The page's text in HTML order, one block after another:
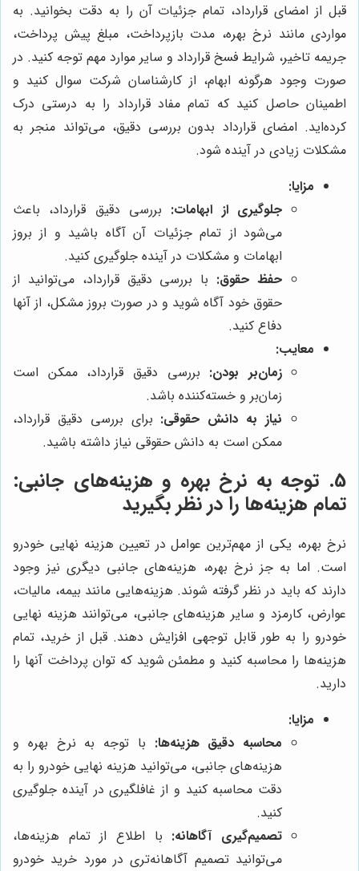
قبل از امضای قرارداد، تمام جزئیات آن را به دقت بخوانید. به
مواردی مانند نرخ بهره، مدت بازپرداخت، مبلغ پیش پرداخت،
جریمه تاخیر، شرایط فسخ قرارداد و سایر موارد مهم توجه کنید. در
صورت وجود هرگونه ابهام، از کارشناسان شرکت سوال کنید و
اطمینان حاصل کنید که تمام مفاد قرارداد را به درستی درک
کرده‌اید. امضای قرارداد بدون بررسی دقیق، می‌تواند منجر به
مشکلات زیادی در آینده شود.
مزایا:
جلوگیری از ابهامات: بررسی دقیق قرارداد، باعث
می‌شود از تمام جزئیات آن آگاه باشید و از بروز
ابهامات و مشکلات در آینده جلوگیری کنید.
حفظ حقوق: با بررسی دقیق قرارداد، می‌توانید از
حقوق خود آگاه شوید و در صورت بروز مشکل، از آنها
دفاع کنید.
معایب:
زمان‌بر بودن: بررسی دقیق قرارداد، ممکن است
زمان‌بر و خسته‌کننده باشد.
نیاز به دانش حقوقی: برای بررسی دقیق قرارداد،
ممکن است به دانش حقوقی نیاز داشته باشید.
5. توجه به نرخ بهره و هزینه‌های جانبی:
تمام هزینه‌ها را در نظر بگیرید
نرخ بهره، یکی از مهم‌ترین عوامل در تعیین هزینه نهایی خودرو
است. اما به جز نرخ بهره، هزینه‌های جانبی دیگری نیز وجود
دارند که باید در نظر گرفته شوند. هزینه‌هایی مانند بیمه، مالیات،
عوارض، کارمزد و سایر هزینه‌های جانبی، می‌توانند هزینه نهایی
خودرو را به طور قابل توجهی افزایش دهند. قبل از خرید، تمام
هزینه‌ها را محاسبه کنید و مطمئن شوید که توان پرداخت آنها را
دارید.
مزایا:
محاسبه دقیق هزینه‌ها: با توجه به نرخ بهره و
هزینه‌های جانبی، می‌توانید هزینه نهایی خودرو را به
دقت محاسبه کنید و از غافلگیری در آینده جلوگیری
کنید.
تصمیم‌گیری آگاهانه: با اطلاع از تمام هزینه‌ها،
می‌توانید تصمیم آگاهانه‌تری در مورد خرید خودرو